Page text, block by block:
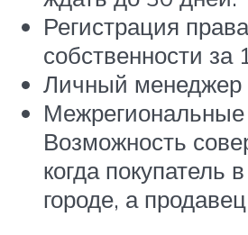
Регистрация права
собственности за
Личный менеджер
Межрегиональные
Возможность
когда покупатель
городе, а